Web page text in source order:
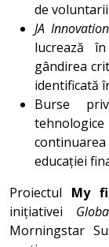
de
JA
lucrează
gândirea
identificată
Burse
educației
Proiectul My
inițiativei
Morningstar